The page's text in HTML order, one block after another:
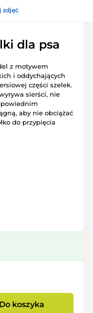
zdjęć
dla psa
z motywem
i oddychających
części szelek.
sierści, nie
aby nie obciążać
do przypięcia
Do koszyka